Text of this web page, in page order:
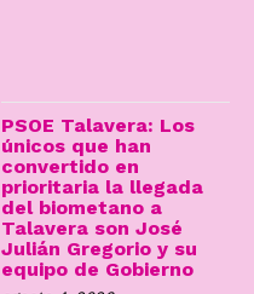
PSOE Talavera: Los
únicos que han
convertido en
prioritaria la llegada
del biometano a
Talavera son José
Julián Gregorio y su
equipo de Gobierno